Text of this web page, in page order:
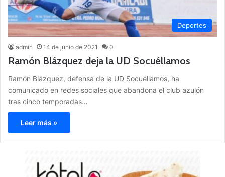
Deportes
admin 14 de junio de 2021 0
Ramón Blázquez deja la UD Socuéllamos
Ramón Blázquez, defensa de la UD Socuéllamos, ha
comunicado en redes sociales que abandona el club azulón
tras cinco temporadas…
Leer más »